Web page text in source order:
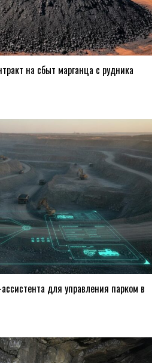
на сбыт марганца с рудника
для управления парком в